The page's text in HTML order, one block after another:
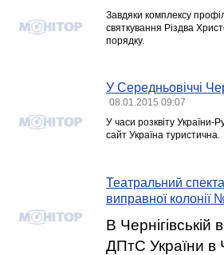
Завдяки комплексу
святкування Різдва
порядку.
У Середньовіччі
08.01.2015 09:07
У часи розквіту України-
сайт Україна туристична.
Театральний
виправної колонії
В
ДПтС України в